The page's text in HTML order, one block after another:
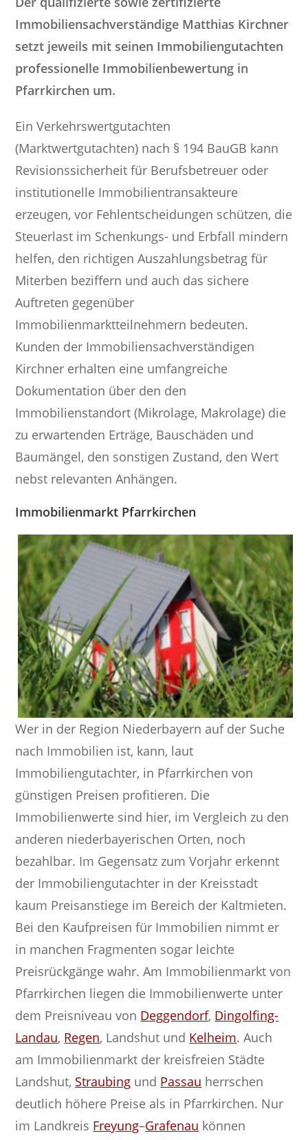
Immobiliensachverständige Matthias Kirchner
setzt jeweils mit seinen Immobiliengutachten
professionelle Immobilienbewertung in
Pfarrkirchen um.
Ein Verkehrswertgutachten
(Marktwertgutachten) nach § 194 BauGB kann
Revisionssicherheit für Berufsbetreuer oder
institutionelle Immobilientransakteure
erzeugen, vor Fehlentscheidungen schützen, die
Steuerlast im Schenkungs- und Erbfall mindern
helfen, den richtigen Auszahlungsbetrag für
Miterben beziffern und auch das sichere
Auftreten gegenüber
Immobilienmarktteilnehmern bedeuten.
Kunden der Immobiliensachverständigen
Kirchner erhalten eine umfangreiche
Dokumentation über den den
Immobilienstandort (Mikrolage, Makrolage) die
zu erwartenden Erträge, Bauschäden und
Baumängel, den sonstigen Zustand, den Wert
nebst relevanten Anhängen.
Immobilienmarkt Pfarrkirchen
Wer in der Region Niederbayern auf der Suche
nach Immobilien ist, kann, laut
Immobiliengutachter, in Pfarrkirchen von
günstigen Preisen profitieren. Die
Immobilienwerte sind hier, im Vergleich zu den
anderen niederbayerischen Orten, noch
bezahlbar. Im Gegensatz zum Vorjahr erkennt
der Immobiliengutachter in der Kreisstadt
kaum Preisanstiege im Bereich der Kaltmieten.
Bei den Kaufpreisen für Immobilien nimmt er
in manchen Fragmenten sogar leichte
Preisrückgänge wahr. Am Immobilienmarkt von
Pfarrkirchen liegen die Immobilienwerte unter
dem Preisniveau von Deggendorf, Dingolfing-
Landau, Regen, Landshut und Kelheim. Auch
am Immobilienmarkt der kreisfreien Städte
Landshut, Straubing und Passau herrschen
deutlich höhere Preise als in Pfarrkirchen. Nur
im Landkreis Freyung–Grafenau können